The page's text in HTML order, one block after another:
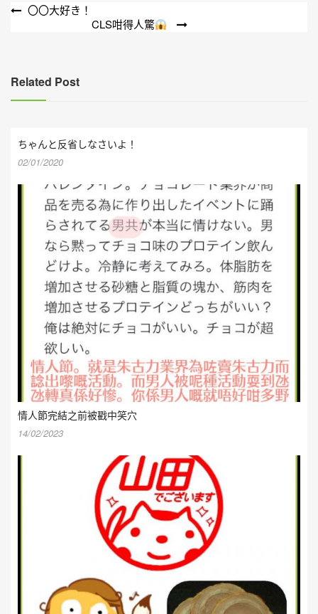
文
覽
〇〇大好き！
CLS咁得人驚
Related Post
ちゃんと反省しなさいよ！
02/01/2020
情人節完結之前被戳中笑穴
14/02/2023